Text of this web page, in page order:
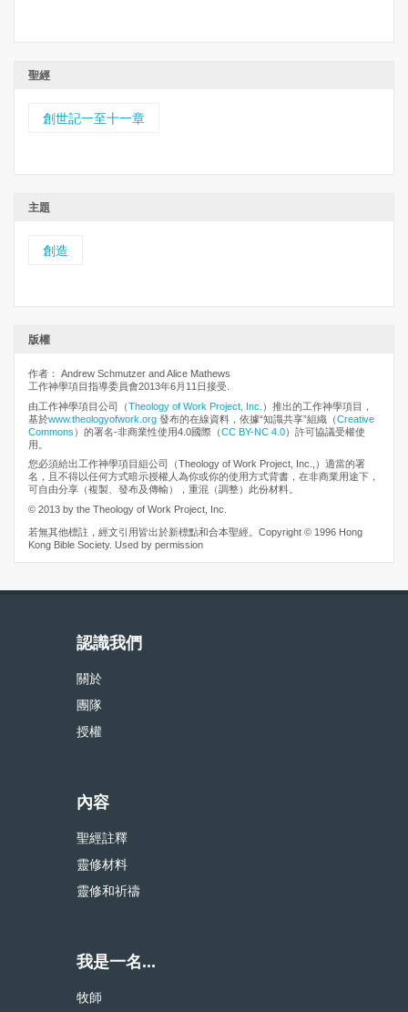
聖經
創世記一至十一章
主題
創造
版權
作者： Andrew Schmutzer and Alice Mathews
工作神學項目指導委員會2013年6月11日接受.
由工作神學項目公司（Theology of Work Project, Inc. ）推出的工作神學項目，
基於www.theologyofwork.org 發布的在線資料，依據“知識共享”組織（Creative
Commons ）的署名-非商業性使用4.0國際（CC BY-NC 4.0）許可協議受權使
用。
您必須給出工作神學項目組公司（Theology of Work Project, Inc.,）適當的署
名，且不得以任何方式暗示授權人為你或你的使用方式背書，在非商業用途下，
可自由分享（複製、發布及傳輸），重混（調整）此份材料。
© 2013 by the Theology of Work Project, Inc.
若無其他標註，經文引用皆出於新標點和合本聖經。Copyright © 1996 Hong
Kong Bible Society. Used by permission
認識我們
關於
團隊
授權
內容
聖經註釋
靈修材料
靈修和祈禱
我是一名...
牧師